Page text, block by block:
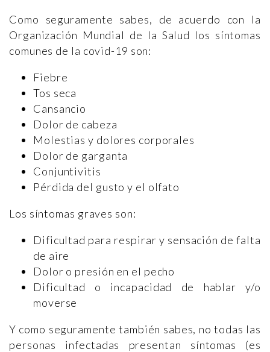
Como seguramente sabes, de acuerdo con la
Organización Mundial de la Salud los síntomas
comunes de la covid-19 son:
Fiebre
Tos seca
Cansancio
Dolor de cabeza
Molestias y dolores corporales
Dolor de garganta
Conjuntivitis
Pérdida del gusto y el olfato
Los síntomas graves son:
Dificultad para respirar y sensación de falta
de aire
Dolor o presión en el pecho
Dificultad o incapacidad de hablar y/o
moverse
Y como seguramente también sabes, no todas las
personas infectadas presentan síntomas (es